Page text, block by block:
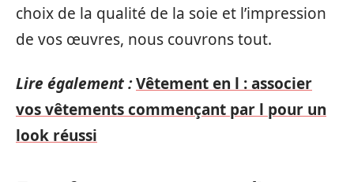
choix de la qualité de la soie et l’impression
de vos œuvres, nous couvrons tout.
Lire également :Vêtement en l : associer
vos vêtements commençant par l pour un
look réussi